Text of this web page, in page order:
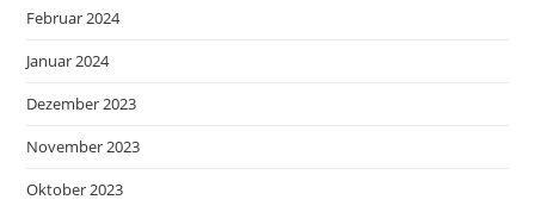
Februar 2024
Januar 2024
Dezember 2023
November 2023
Oktober 2023